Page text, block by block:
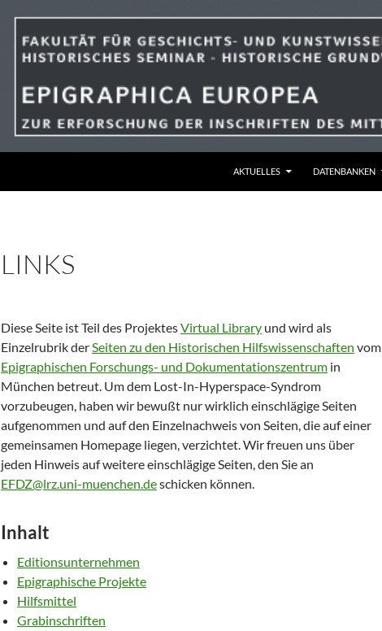
AKTUELLES
DATENBANKEN
LINKS
Diese Seite ist Teil des ProjektesVirtual Library und wird als
Einzelrubrik derSeiten zu den Historischen Hilfswissenschaften vom
Epigraphischen Forschungs- und Dokumentationszentrum in
München betreut. Um dem Lost-In-Hyperspace-Syndrom
vorzubeugen, haben wir bewußt nur wirklich einschlägige Seiten
aufgenommen und auf den Einzelnachweis von Seiten, die auf einer
gemeinsamen Homepage liegen, verzichtet. Wir freuen uns über
jeden Hinweis auf weitere einschlägige Seiten, den Sie an
EFDZ@lrz.uni-muenchen.deschicken können.
Inhalt
Editionsunternehmen
Epigraphische Projekte
Hilfsmittel
Grabinschriften